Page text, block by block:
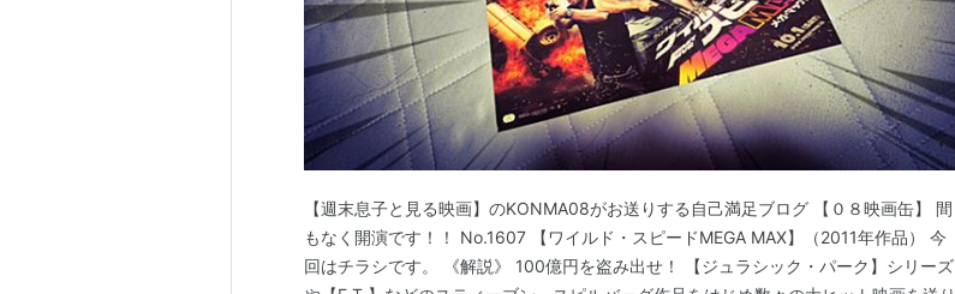
【週末息子と見る映画】のKONMA08がお送りする自己満足ブログ 【０８映画缶】 間
もなく開演です！！ No.1607 【ワイルド・スピードMEGA MAX】（2011年作品） 今
回はチラシです。 《解説》 100億円を盗み出せ！ 【ジュラシック・パーク】シリーズ